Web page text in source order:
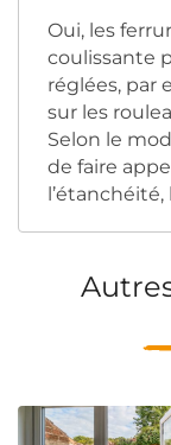
Oui, les
coulissante
réglées, par
sur les
Selon le
de faire